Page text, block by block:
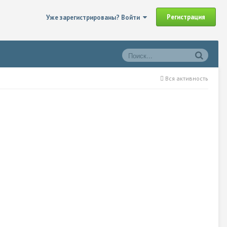
Уже зарегистрированы? Войти Регистрация
Вся активность